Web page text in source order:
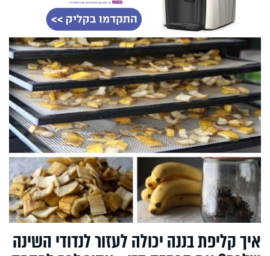
איך קליפת בננה יכולה לעזור לנדודי השינה